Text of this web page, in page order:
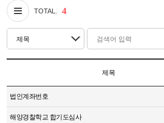
TOTAL. 4
제목
법인계좌번호
해양경찰학교 합기도심사